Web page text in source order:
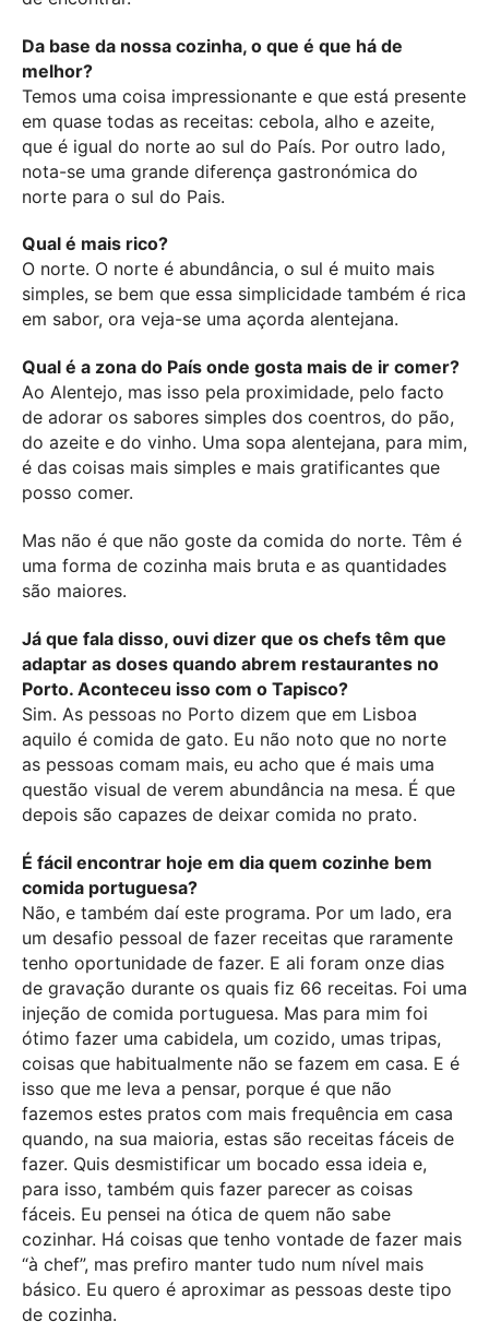
Da base da nossa cozinha, o que é que há de
melhor?
Temos uma coisa impressionante e que está presente
em quase todas as receitas: cebola, alho e azeite,
que é igual do norte ao sul do País. Por outro lado,
nota-se uma grande diferença gastronómica do
norte para o sul do Pais.
Qual é mais rico?
O norte. O norte é abundância, o sul é muito mais
simples, se bem que essa simplicidade também é rica
em sabor, ora veja-se uma açorda alentejana.
Qual é a zona do País onde gosta mais de ir comer?
Ao Alentejo, mas isso pela proximidade, pelo facto
de adorar os sabores simples dos coentros, do pão,
do azeite e do vinho. Uma sopa alentejana, para mim,
é das coisas mais simples e mais gratificantes que
posso comer.
Mas não é que não goste da comida do norte. Têm é
uma forma de cozinha mais bruta e as quantidades
são maiores.
Já que fala disso, ouvi dizer que os chefs têm que
adaptar as doses quando abrem restaurantes no
Porto. Aconteceu isso com o Tapisco?
Sim. As pessoas no Porto dizem que em Lisboa
aquilo é comida de gato. Eu não noto que no norte
as pessoas comam mais, eu acho que é mais uma
questão visual de verem abundância na mesa. É que
depois são capazes de deixar comida no prato.
É fácil encontrar hoje em dia quem cozinhe bem
comida portuguesa?
Não, e também daí este programa. Por um lado, era
um desafio pessoal de fazer receitas que raramente
tenho oportunidade de fazer. E ali foram onze dias
de gravação durante os quais fiz 66 receitas. Foi uma
injeção de comida portuguesa. Mas para mim foi
ótimo fazer uma cabidela, um cozido, umas tripas,
coisas que habitualmente não se fazem em casa. E é
isso que me leva a pensar, porque é que não
fazemos estes pratos com mais frequência em casa
quando, na sua maioria, estas são receitas fáceis de
fazer. Quis desmistificar um bocado essa ideia e,
para isso, também quis fazer parecer as coisas
fáceis. Eu pensei na ótica de quem não sabe
cozinhar. Há coisas que tenho vontade de fazer mais
“à chef”, mas prefiro manter tudo num nível mais
básico. Eu quero é aproximar as pessoas deste tipo
de cozinha.